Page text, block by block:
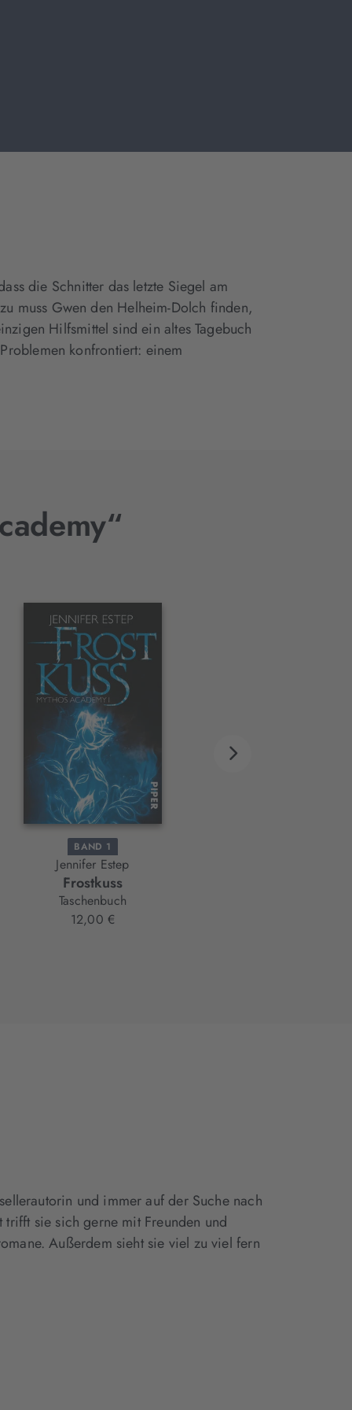
die Schnitter das letzte Siegel am
muss Gwen den Helheim-Dolch finden,
Hilfsmittel sind ein altes Tagebuch
konfrontiert: einem
BAND 1
Jennifer Estep
Frostkuss
Taschenbuch
12,00 €
und immer auf der Suche nach
trifft sie sich gerne mit Freunden und
Außerdem sieht sie viel zu viel fern